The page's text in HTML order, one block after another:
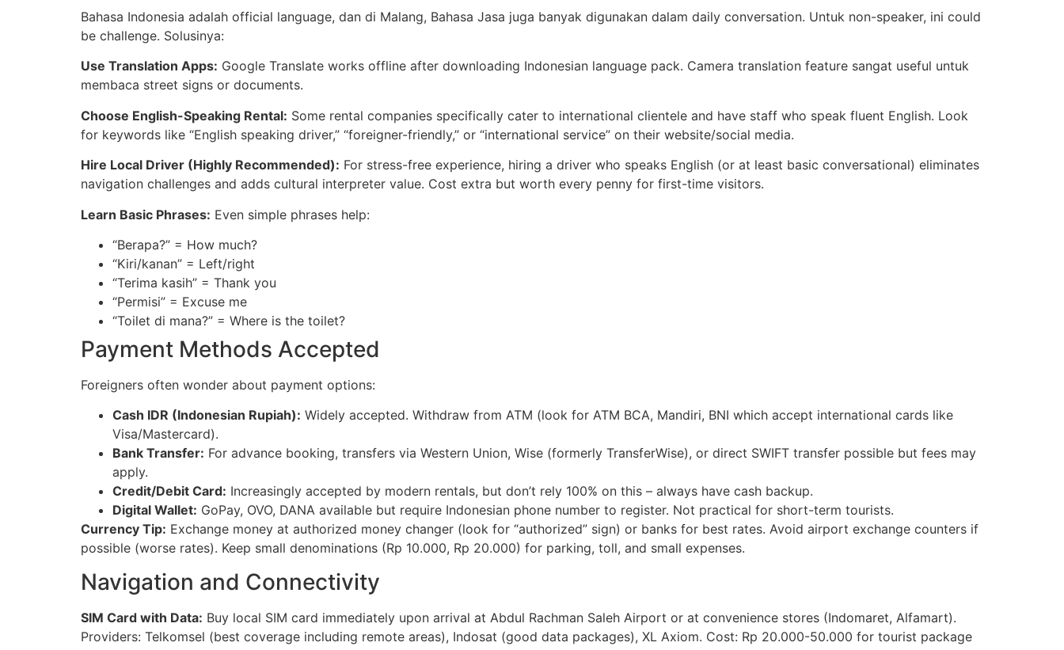
Bahasa Indonesia adalah official language, dan di Malang, Bahasa Jasa juga banyak digunakan dalam daily conversation. Untuk non-speaker, ini could
be challenge. Solusinya:
Use Translation Apps: Google Translate works offline after downloading Indonesian language pack. Camera translation feature sangat useful untuk
membaca street signs or documents.
Choose English-Speaking Rental: Some rental companies specifically cater to international clientele and have staff who speak fluent English. Look
for keywords like “English speaking driver,” “foreigner-friendly,” or “international service” on their website/social media.
Hire Local Driver (Highly Recommended): For stress-free experience, hiring a driver who speaks English (or at least basic conversational) eliminates
navigation challenges and adds cultural interpreter value. Cost extra but worth every penny for first-time visitors.
Learn Basic Phrases: Even simple phrases help:
“Berapa?” = How much?
“Kiri/kanan” = Left/right
“Terima kasih” = Thank you
“Permisi” = Excuse me
“Toilet di mana?” = Where is the toilet?
Payment Methods Accepted
Foreigners often wonder about payment options:
Cash IDR (Indonesian Rupiah): Widely accepted. Withdraw from ATM (look for ATM BCA, Mandiri, BNI which accept international cards like
Visa/Mastercard).
Bank Transfer: For advance booking, transfers via Western Union, Wise (formerly TransferWise), or direct SWIFT transfer possible but fees may
apply.
Credit/Debit Card: Increasingly accepted by modern rentals, but don’t rely 100% on this – always have cash backup.
Digital Wallet: GoPay, OVO, DANA available but require Indonesian phone number to register. Not practical for short-term tourists.
Currency Tip: Exchange money at authorized money changer (look for “authorized” sign) or banks for best rates. Avoid airport exchange counters if
possible (worse rates). Keep small denominations (Rp 10.000, Rp 20.000) for parking, toll, and small expenses.
Navigation and Connectivity
SIM Card with Data: Buy local SIM card immediately upon arrival at Abdul Rachman Saleh Airport or at convenience stores (Indomaret, Alfamart).
Providers: Telkomsel (best coverage including remote areas), Indosat (good data packages), XL Axiom. Cost: Rp 20.000-50.000 for tourist package